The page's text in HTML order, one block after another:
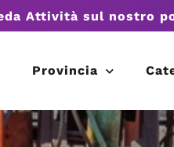
Attività sul nostro
Provincia